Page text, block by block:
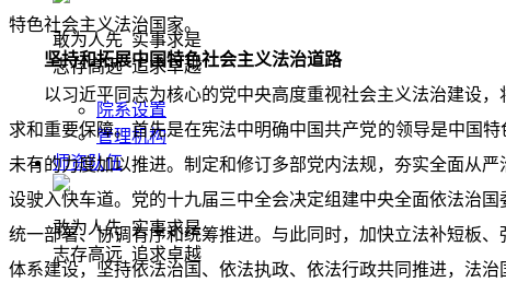
敢为人先 实事求是
志存高远 追求卓越
院系设置
管理机构
师资队伍
敢为人先 实事求是
志存高远 追求卓越
特色社会主义法治国家。
坚持和拓展中国特色社会主义法治道路
以习近平同志为核心的党中央高度重视社会主义法治建设
求和重要保障。首先是在宪法中明确中国共产党的领导是中国
未有的力度加以推进。制定和修订多部党内法规，夯实全面从
设驶入快车道。党的十九届三中全会决定组建中央全面依法治
统一部署、协调有序和统筹推进。与此同时，加快立法补短板
体系建设，坚持依法治国、依法执政、依法行政共同推进，法